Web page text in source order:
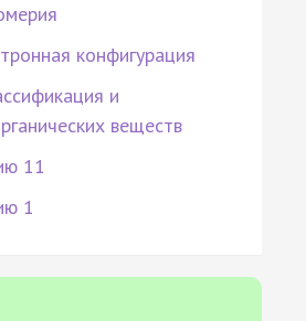
конфигурация
и
веществ
11
1